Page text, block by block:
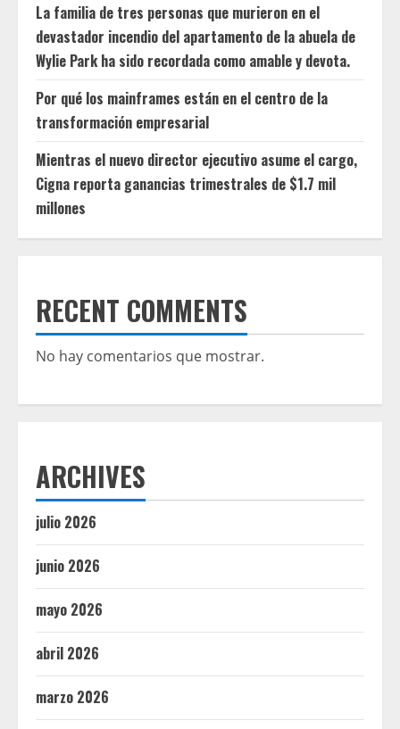
La familia de tres personas que murieron en el
devastador incendio del apartamento de la abuela de
Wylie Park ha sido recordada como amable y devota.
Por qué los mainframes están en el centro de la
transformación empresarial
Mientras el nuevo director ejecutivo asume el cargo,
Cigna reporta ganancias trimestrales de $1.7 mil
millones
RECENT COMMENTS
No hay comentarios que mostrar.
ARCHIVES
julio 2026
junio 2026
mayo 2026
abril 2026
marzo 2026